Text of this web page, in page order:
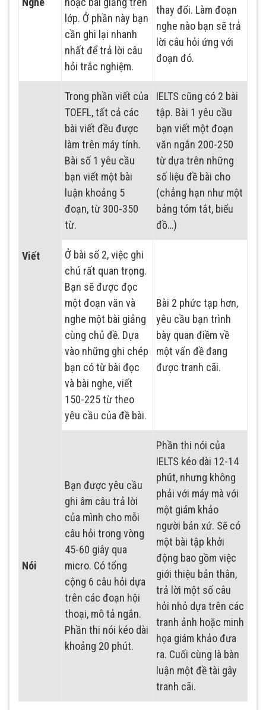
lớp. Ở phần này bạn
cần ghi lại nhanh
nhất để trả lời câu
hỏi trắc nghiệm.
thay đổi. Làm đoạn
nghe nào bạn sẽ trả
lời câu hỏi ứng với
đoạn đó.
Viết
Trong phần viết của
TOEFL, tất cả các
bài viết đều được
làm trên máy tính.
Bài số 1 yêu cầu
bạn viết một bài
luận khoảng 5
đoạn, từ 300-350
từ.
IELTS cũng có 2 bài
tập. Bài 1 yêu cầu
bạn viết một đoạn
văn ngắn 200-250
từ dựa trên những
số liệu đề bài cho
(chẳng hạn như một
bảng tóm tắt, biểu
đồ…)
Ở bài số 2, việc ghi
chú rất quan trọng.
Bạn sẽ được đọc
một đoạn văn và
nghe một bài giảng
cùng chủ đề. Dựa
vào những ghi chép
bạn có từ bài đọc
và bài nghe, viết
150-225 từ theo
yêu cầu của đề bài.
Bài 2 phức tạp hơn,
yêu cầu bạn trình
bày quan điềm về
một vấn đề đang
được tranh cãi.
Nói
Bạn được yêu cầu
ghi âm câu trả lời
của mình cho mỗi
câu hỏi trong vòng
45-60 giây qua
micro. Có tổng
cộng 6 câu hỏi dựa
trên các đoạn hội
thoại, mô tả ngắn.
Phần thi nói kéo dài
khoảng 20 phút.
Phần thi nói của
IELTS kéo dài 12-14
phút, nhưng không
phải với máy mà với
một giám khảo
người bản xứ. Sẽ có
một bài tập khởi
động bao gồm việc
giới thiệu bản thân,
trả lời một số câu
hỏi nhỏ dựa trên các
tranh ảnh hoặc minh
họa giám khảo đưa
ra. Cuối cùng là bàn
luận một đề tài gây
tranh cãi.